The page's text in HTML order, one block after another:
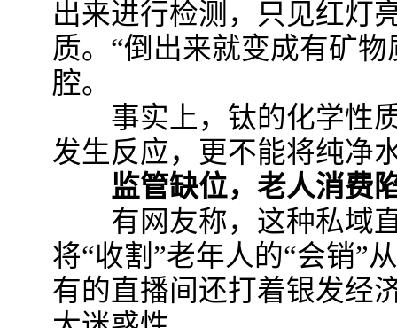
出来进行检测，只见红灯
质。“倒出来就变成有矿
腔。
事实上，钛的化学性质
发生反应，更不能将纯净
监管缺位，老人消费
有网友称，这种私域直
将“收割”老年人的“会销”
有的直播间还打着银发经